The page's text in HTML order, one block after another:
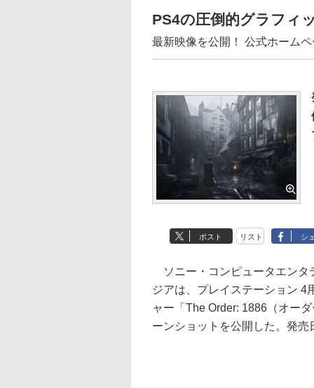
PS4の圧倒的グラフィ
最新映像を公開！ 公式ホーム
ポスト リスト シ
ソニー・コンピュータエンタ
ジアは、プレイステーション 4
ャー「The Order: 1886（オー
ーンショットを公開した。発売